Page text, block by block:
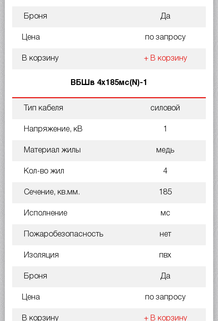
Броня Да
Цена по запросу
В корзину + В корзину
ВБШв 4х185мс(N)-1
Тип кабеля силовой
Напряжение, кВ 1
Материал жилы медь
Кол-во жил 4
Сечение, кв.мм. 185
Исполнение мс
Пожаробезопасность нет
Изоляция пвх
Броня Да
Цена по запросу
В корзину + В корзину